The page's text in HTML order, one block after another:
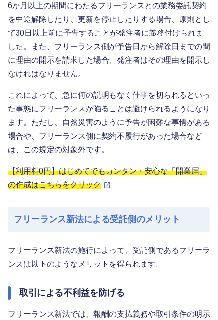
6か月以上の期間にわたるフリーランスとの業務委託契約
を中途解除したり、更新を停止したりする場合、原則とし
て30日以上前に予告することが発注者に義務付けられま
した。また、フリーランス側が予告日から解除日までの間
に理由の開示を請求した場合、発注者はその理由を開示し
なければなりません。
これによって、急に何の説明もなく仕事を切られるといっ
た事態にフリーランスが陥ることは避けられるようになり
ます。ただし、自然災害のように予告が困難な事情がある
場合や、フリーランス側に契約不履行があった場合など
は、この規定の対象外です。
【利用料0円】はじめてでもカンタン・安心な「開業届」
の作成はこちらをクリック
フリーランス新法による受託側のメリット
フリーランス新法の施行によって、受託側であるフリーラ
ンスは以下のようなメリットを得られます。
取引による不利益を防げる
フリーランス新法では、報酬の支払義務や取引条件の明示